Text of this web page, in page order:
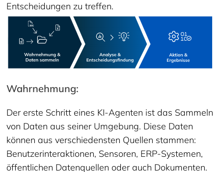
Entscheidungen zu treffen.
Wahrnehmung:
Der erste Schritt eines KI-Agenten ist das Sammeln
von Daten aus seiner Umgebung. Diese Daten
können aus verschiedensten Quellen stammen:
Benutzerinteraktionen, Sensoren, ERP-Systemen,
öffentlichen Datenquellen oder auch Dokumenten.